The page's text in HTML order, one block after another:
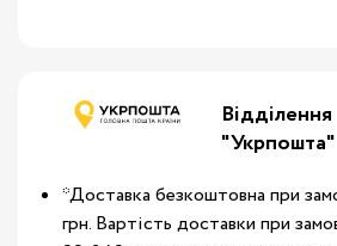
Відділення
"Укрпошта"
*Доставка безкоштовна при
грн. Вартість доставки при